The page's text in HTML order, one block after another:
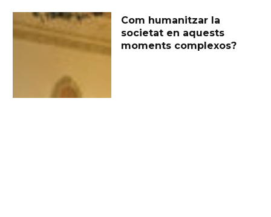
Com humanitzar la
societat en aquests
moments complexos?